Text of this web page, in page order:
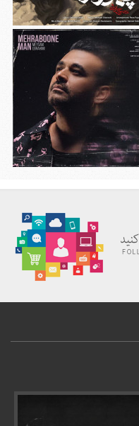
دانلود آهنگ جديد محسن چاوشی به نام
چهل روز
مهربون من